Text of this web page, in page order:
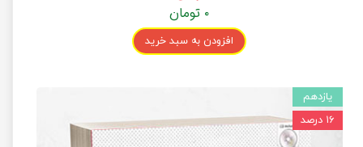
۰ تومان
افزودن به سبد خرید
یازدهم
۱۶ درصد